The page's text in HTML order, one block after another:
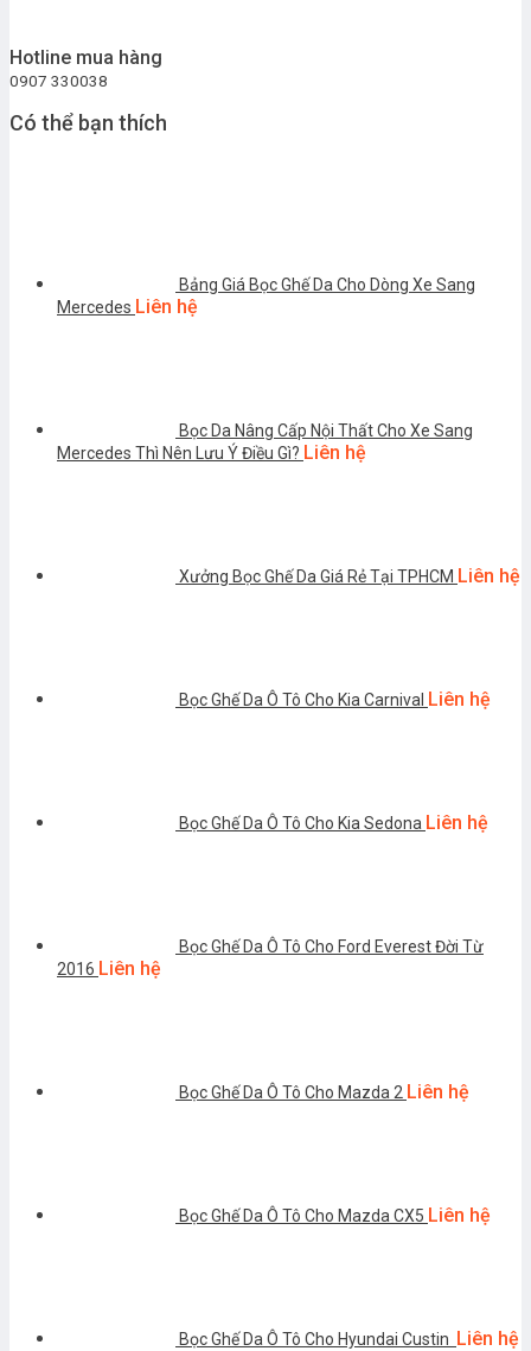
Hotline mua hàng
0907 330038
Có thể bạn thích
Bảng Giá Bọc Ghế Da Cho Dòng Xe Sang
Mercedes Liên hệ
Bọc Da Nâng Cấp Nội Thất Cho Xe Sang
Mercedes Thì Nên Lưu Ý Điều Gì? Liên hệ
Xưởng Bọc Ghế Da Giá Rẻ Tại TPHCM Liên hệ
Bọc Ghế Da Ô Tô Cho Kia Carnival Liên hệ
Bọc Ghế Da Ô Tô Cho Kia Sedona Liên hệ
Bọc Ghế Da Ô Tô Cho Ford Everest Đời Từ
2016 Liên hệ
Bọc Ghế Da Ô Tô Cho Mazda 2 Liên hệ
Bọc Ghế Da Ô Tô Cho Mazda CX5 Liên hệ
Bọc Ghế Da Ô Tô Cho Hyundai Custin Liên hệ